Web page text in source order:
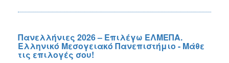
Πανελλήνιες 2026 – Επιλέγω ΕΛΜΕΠΑ.
Ελληνικό Μεσογειακό Πανεπιστήμιο - Μάθε
τις επιλογές σου!